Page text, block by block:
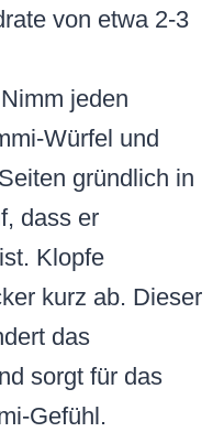
von etwa 2-3
Nimm jeden
Würfel und
gründlich in
dass er
Klopfe
kurz ab. Dieser
das
sorgt für das
Gefühl.